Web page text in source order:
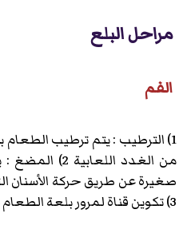
مراحل البلع
الفم
1) الترطيب : يتم ترطيب الطعام
من الغدد
صغيرة عن طريق حركة الأسنان
3) تكوين قناة لمرور بلعة الطعام 4) حركة بلعة الطعام للخلف